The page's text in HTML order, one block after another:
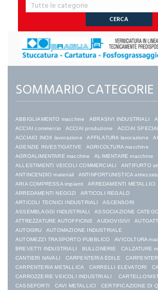
SOMMARIO CATEGORIE
ABBIGLIAMENTO macchine ABRASIVI INDUSTRIALI
ACCIAI commercio
ACCIAI produzione
ACCIAI
ACCIAIO INOX lavorazione
AFFILATURA lavorazione
AGENZIE INVESTIGATIVE
AGRICOLTURA macchine
AGROALIMENTARE macchine
ALIMENTARE macchine
ALLESTIMENTI VEICOLI COMMERCIALI
ANTIFURTO
ANTINCENDIO materiali
ANTINFORTUNISTICA
ARIA COMPRESSA impianti
ARREDAMENTI METALLICI
ARREDAMENTI NEGOZI
ARTICOLI REGALO
ARTICOLI TECNICI INDUSTRIALI
ASCENSORI
ASSEMBLAGGI INDUSTRIALI
ASSOCIAZIONE
ATTREZZATURE AUTOFFICINE
AUDIOVISIVI
AUTOGRU
AUTOMAZIONE INDUSTRIALE
AUTOMEZZI TRASPORTO PUBBLICO
AVICOLTURA
BREVETTI INDUSTRIALI
BULLONERIE CALZATURE
CANTIERI NAVALI
CARPENTERIA EDILE
CARPENTERIA METALLICA
CARRELLI ELEVATORI
CARROZZERIE VEICOLI INDUSTRIALI
CASSEFORTI
CAVI METALLICI CERTIFICAZIONE DI